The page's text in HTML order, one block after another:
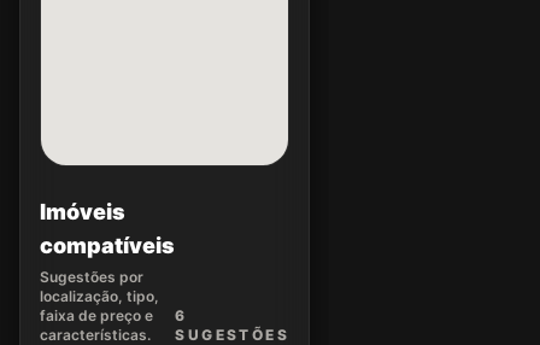
Imóveis
compatíveis
Sugestões por
localização, tipo,
faixa de preço e
características.
6
SUGEST ÕES